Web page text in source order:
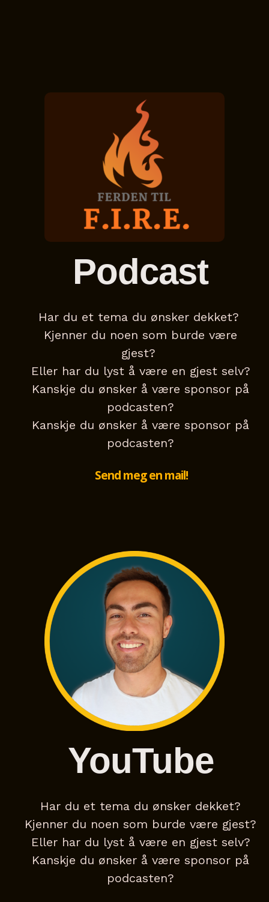
Podcast
Har du et tema du ønsker dekket?
Kjenner du noen som burde være
gjest?
Eller har du lyst å være en gjest selv?
Kanskje du ønsker å være sponsor på
podcasten?
Kanskje du ønsker å være sponsor på
podcasten?
Send meg en mail!
YouTube
Har du et tema du ønsker dekket?
Kjenner du noen som burde være gjest?
Eller har du lyst å være en gjest selv?
Kanskje du ønsker å være sponsor på
podcasten?